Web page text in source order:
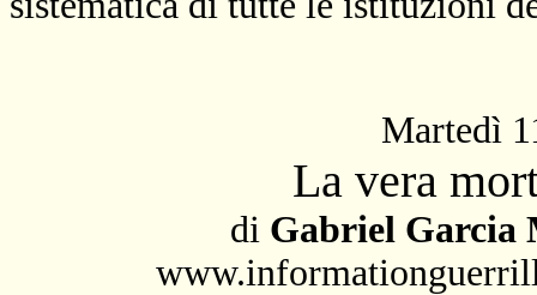
Martedì
La vera
di Gabriel Garcia